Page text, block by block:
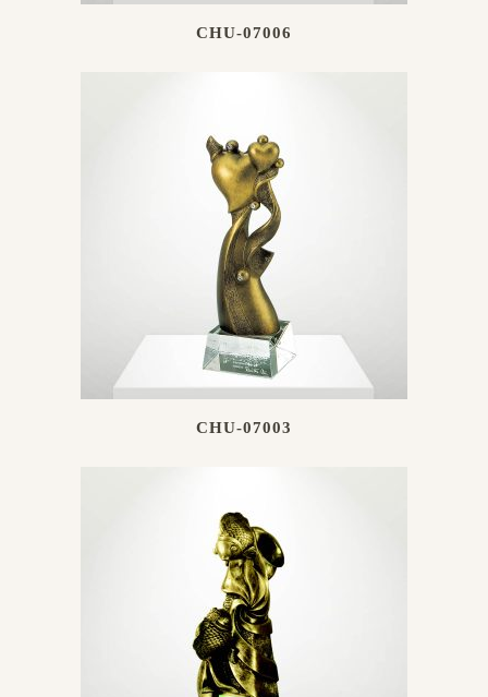
CHU-07006
CHU-07003